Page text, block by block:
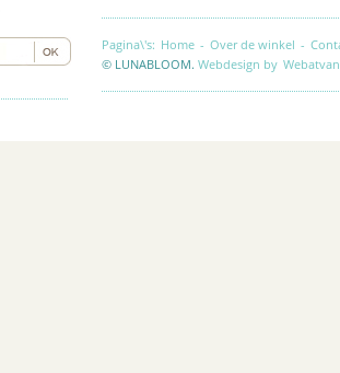
Pagina\'s: Home - Over de winkel -
© LUNABLOOM. Webdesign by